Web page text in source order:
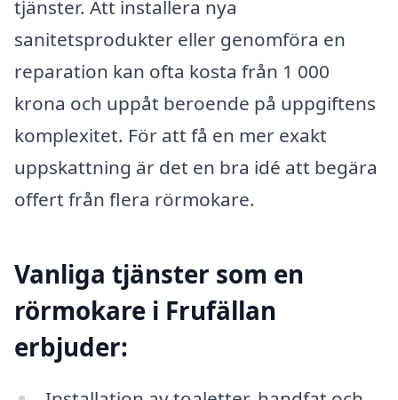
tjänster. Att installera nya
sanitetsprodukter eller genomföra en
reparation kan ofta kosta från 1 000
krona och uppåt beroende på uppgiftens
komplexitet. För att få en mer exakt
uppskattning är det en bra idé att begära
offert från flera rörmokare.
Vanliga tjänster som en
rörmokare i Frufällan
erbjuder: